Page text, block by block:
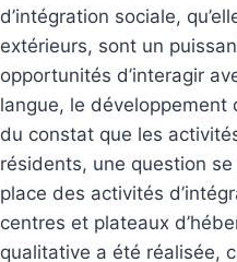
d’intégration sociale,
extérieurs, sont un
opportunités d’interagir
langue, le
du constat que les
résidents, une question
place des activités
centres et plateaux
qualitative a été réalisée,